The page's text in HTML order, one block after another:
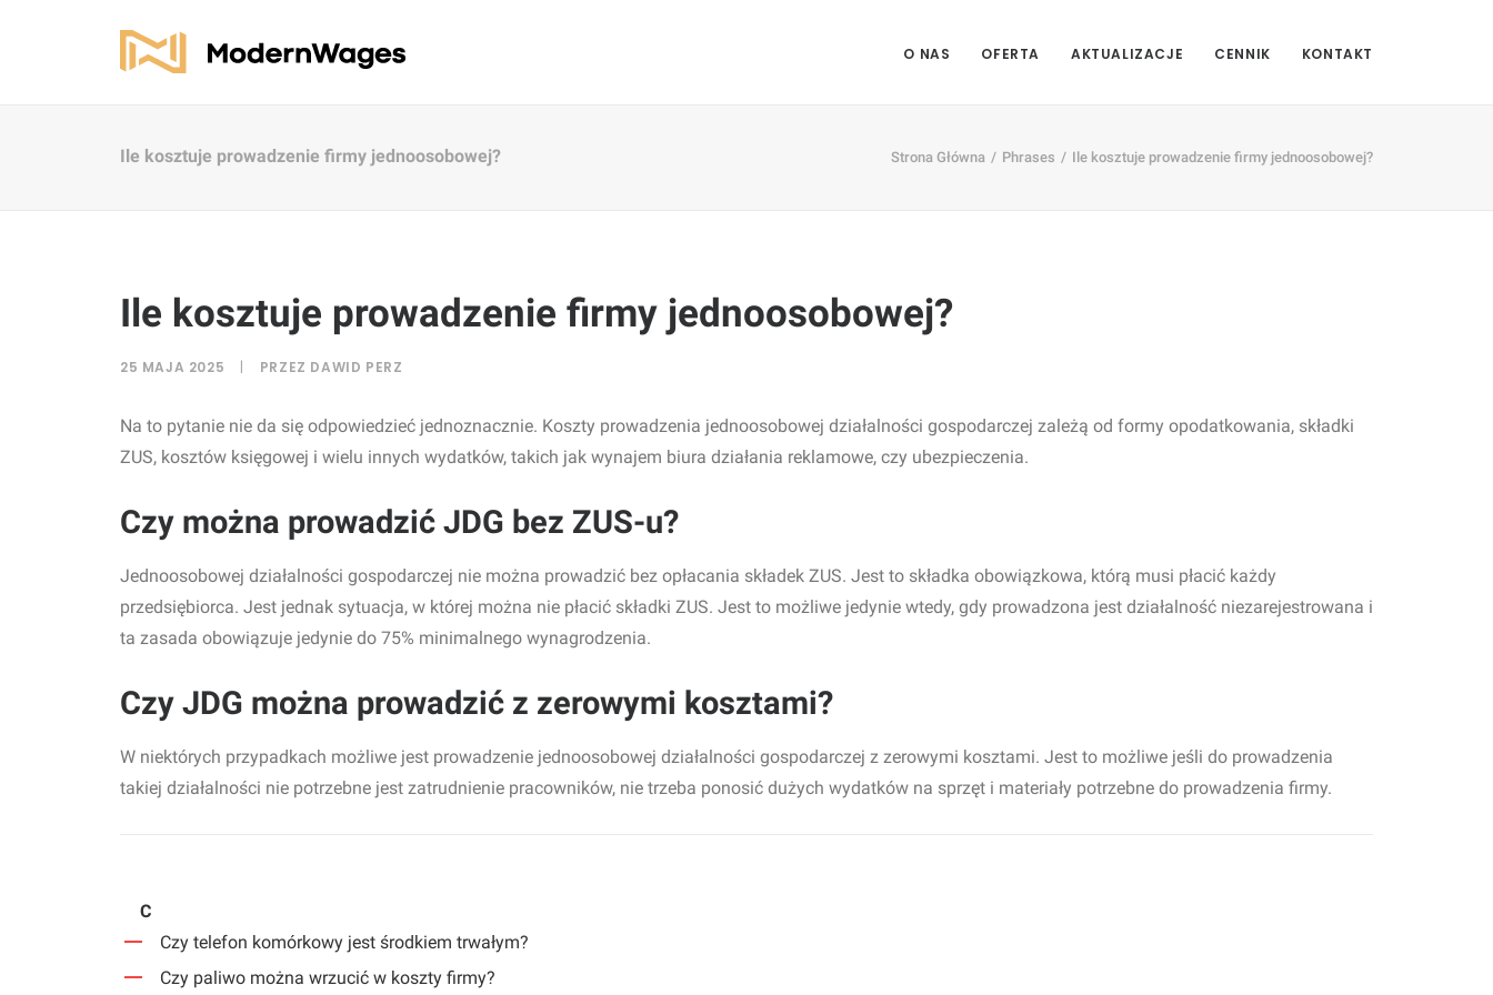
O NAS OFERTA AKTUALIZACJE CENNIK KONTAKT
Ile kosztuje prowadzenie firmy jednoosobowej? Strona Główna Phrases Ile kosztuje prowadzenie firmy jednoosobowej?
Ile kosztuje prowadzenie firmy jednoosobowej?
25 MAJA 2025 | PRZEZ DAWID PERZ
Na to pytanie nie da się odpowiedzieć jednoznacznie. Koszty prowadzenia jednoosobowej działalności gospodarczej zależą od formy opodatkowania, składki
ZUS, kosztów księgowej i wielu innych wydatków, takich jak wynajem biura działania reklamowe, czy ubezpieczenia.
Czy można prowadzić JDG bez ZUS-u?
Jednoosobowej działalności gospodarczej nie można prowadzić bez opłacania składek ZUS. Jest to składka obowiązkowa, którą musi płacić każdy
przedsiębiorca. Jest jednak sytuacja, w której można nie płacić składki ZUS. Jest to możliwe jedynie wtedy, gdy prowadzona jest działalność niezarejestrowana i
ta zasada obowiązuje jedynie do 75% minimalnego wynagrodzenia.
Czy JDG można prowadzić z zerowymi kosztami?
W niektórych przypadkach możliwe jest prowadzenie jednoosobowej działalności gospodarczej z zerowymi kosztami. Jest to możliwe jeśli do prowadzenia
takiej działalności nie potrzebne jest zatrudnienie pracowników, nie trzeba ponosić dużych wydatków na sprzęt i materiały potrzebne do prowadzenia firmy.
C
Czy telefon komórkowy jest środkiem trwałym?
Czy paliwo można wrzucić w koszty firmy?